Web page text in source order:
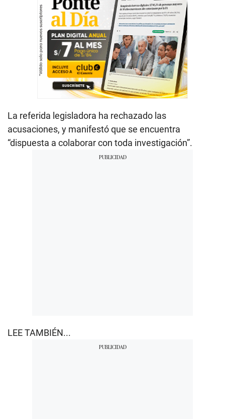
La referida legisladora ha rechazado las
acusaciones, y manifestó que se encuentra
“dispuesta a colaborar con toda investigación”.
LEE TAMBIÉN...